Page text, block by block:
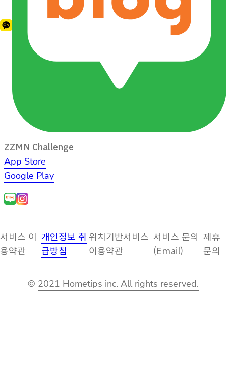
ZZMN Challenge
App Store
Google Play
서비스 이
용약관
개인정보 취
급방침
위치기반서비스
이용약관
서비스 문의
(Email)
제휴
문의
© 2021 Hometips inc. All rights reserved.